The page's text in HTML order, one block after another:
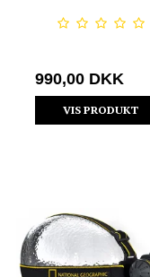
990,00 DKK
VIS PRODUKT